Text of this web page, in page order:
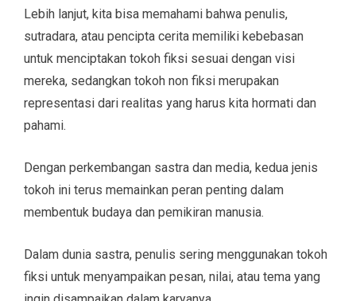
Lebih lanjut, kita bisa memahami bahwa penulis,
sutradara, atau pencipta cerita memiliki kebebasan
untuk menciptakan tokoh fiksi sesuai dengan visi
mereka, sedangkan tokoh non fiksi merupakan
representasi dari realitas yang harus kita hormati dan
pahami.
Dengan perkembangan sastra dan media, kedua jenis
tokoh ini terus memainkan peran penting dalam
membentuk budaya dan pemikiran manusia.
Dalam dunia sastra, penulis sering menggunakan tokoh
fiksi untuk menyampaikan pesan, nilai, atau tema yang